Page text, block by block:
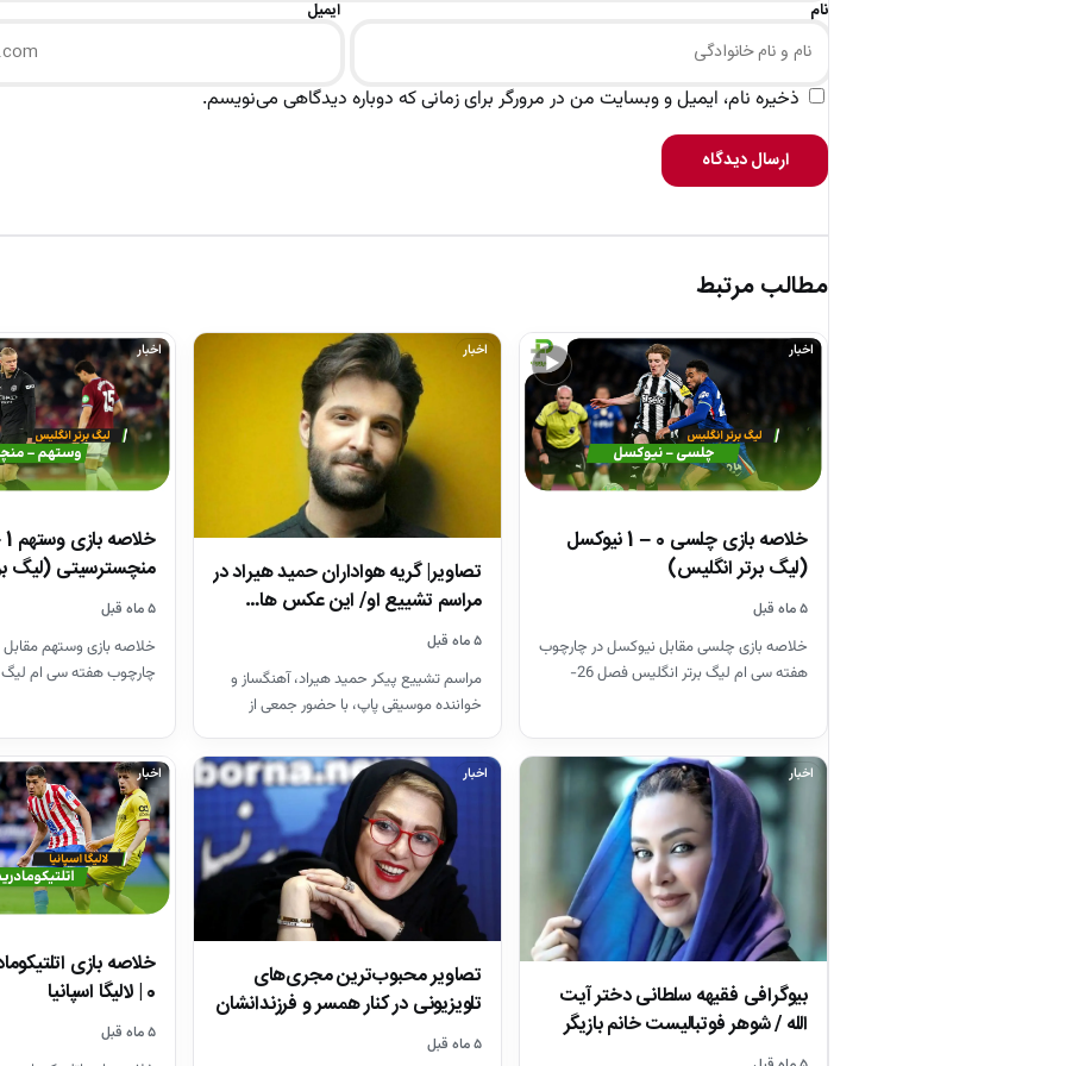
نام ایمیل
ذخیره نام، ایمیل و وبسایت من در مرورگر برای زمانی که دوباره دیدگاهی می‌نویسم.
ارسال دیدگاه
مطالب مرتبط
▶
اخبار
خلاصه بازی چلسی 0 – 1 نیوکسل
(لیگ برتر انگلیس)
۵ ماه قبل
خلاصه بازی چلسی مقابل نیوکسل در چارچوب
هفته سی ام لیگ برتر انگلیس فصل 26-
اخبار
تصاویر| گریه هواداران حمید هیراد در
مراسم تشییع او/ این عکس ها…
۵ ماه قبل
مراسم تشییع پیکر حمید هیراد، آهنگساز و
خواننده موسیقی پاپ، با حضور جمعی از
اخبار
منچسترسیتی (لیگ
۵ ماه قبل
خلاصه بازی وستهم
چارچوب هفته سی ام
اخبار
بیوگرافی فقیهه سلطانی دختر آیت
الله / شوهر فوتبالیست خانم بازیگر
را…
اخبار
تصاویر محبوب‌ترین مجری‌های
تلویزیونی در کنار همسر و فرزندانشان
+ بیوگرافی
۵ ماه قبل
اخبار
0 | لالیگا اسپانیا
۵ ماه قبل